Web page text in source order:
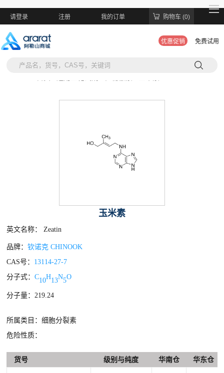
请登录 注册 我的订单 购物车 (0)
优惠促销 免费试用
玉米素
英文名称： Zeatin
品牌：钦诺克 CHINOOK
CAS号： 13114-27-7
分子式：C10H13N5O
分子量：219.24
所属类目：细胞分裂素
危险性质：
货号 级别与纯度 华南仓 华东仓